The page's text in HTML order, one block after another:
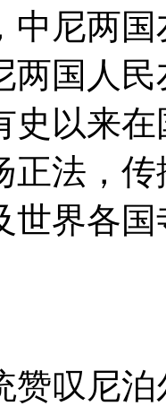
中尼两
两国人
史以来
正法，
世界各
叹尼泊